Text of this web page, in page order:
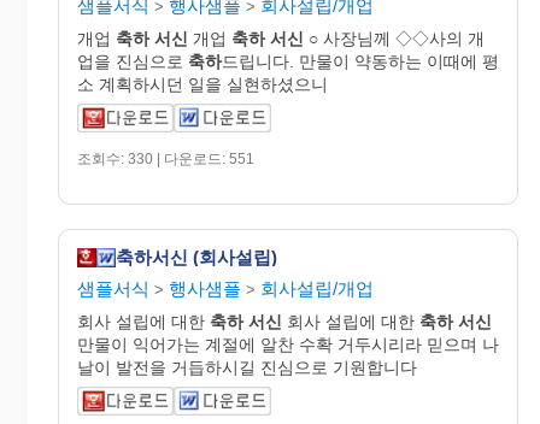
샘플서식 > 행사샘플 > 회사설립/개업
개업 축하 서신 개업 축하 서신 ○ 사장님께 ◇◇사의 개
업을 진심으로 축하드립니다. 만물이 약동하는 이때에 평
소 계획하시던 일을 실현하셨으니
조회수: 330 | 다운로드: 551
축하서신 (회사설립)
샘플서식 > 행사샘플 > 회사설립/개업
회사 설립에 대한 축하 서신 회사 설립에 대한 축하 서신
만물이 익어가는 계절에 알찬 수확 거두시리라 믿으며 나
날이 발전을 거듭하시길 진심으로 기원합니다